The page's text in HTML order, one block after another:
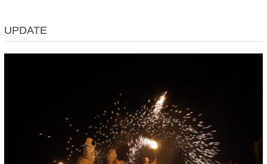
UPDATE